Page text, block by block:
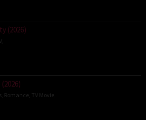
(2026)
,
Romance TV Movie